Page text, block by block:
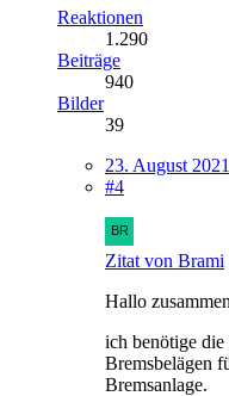
Reaktionen
1.290
Beiträge
940
Bilder
39
23. August
#4
Zitat von Brami
Hallo
ich benötige
Bremsbelägen
Bremsanlage.